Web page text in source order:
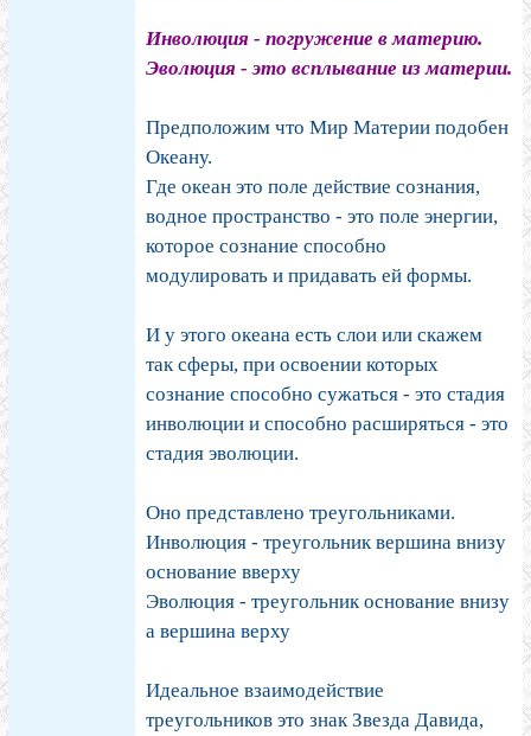
Инволюция - погружение в материю.
Эволюция - это всплывание из материи.
Предположим что Мир Материи подобен
Океану.
Где океан это поле действие сознания,
водное пространство - это поле энергии,
которое сознание способно
модулировать и придавать ей формы.
И у этого океана есть слои или скажем
так сферы, при освоении которых
сознание способно сужаться - это стадия
инволюции и способно расширяться - это
стадия эволюции.
Оно представлено треугольниками.
Инволюция - треугольник вершина внизу
основание вверху
Эволюция - треугольник основание внизу
а вершина верху
Идеальное взаимодействие
треугольников это знак Звезда Давида,